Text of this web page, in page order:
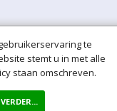
te
stemt u in met alle
staan omschreven.